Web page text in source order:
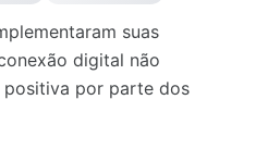
suas
digital não
por parte dos